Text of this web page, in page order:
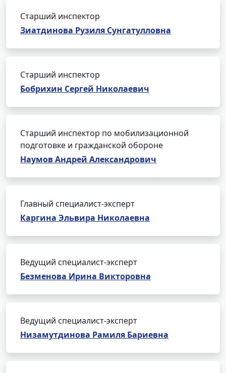
Старший инспектор
Зиатдинова Рузиля Сунгатулловна
Старший инспектор
Бобрихин Сергей Николаевич
Старший инспектор по мобилизационной
подготовке и гражданской обороне
Наумов Андрей Александрович
Главный специалист-эксперт
Каргина Эльвира Николаевна
Ведущий специалист-эксперт
Безменова Ирина Викторовна
Ведущий специалист-эксперт
Низамутдинова Рамиля Бариевна